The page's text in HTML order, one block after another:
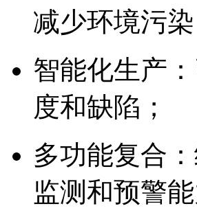
减少环境污染
智能化生产
度和缺陷；
多功能复合
监测和预警能